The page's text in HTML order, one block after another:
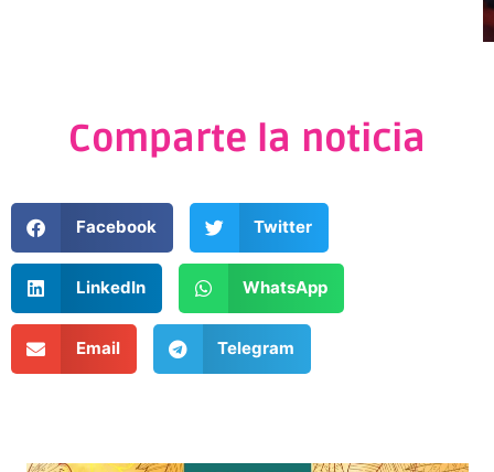
Comparte la noticia
Facebook Twitter
LinkedIn WhatsApp
Email Telegram